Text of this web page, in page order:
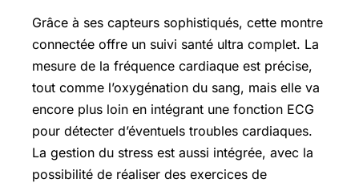
Grâce à ses capteurs sophistiqués, cette montre
connectée offre un suivi santé ultra complet. La
mesure de la fréquence cardiaque est précise,
tout comme l’oxygénation du sang, mais elle va
encore plus loin en intégrant une fonction ECG
pour détecter d’éventuels troubles cardiaques.
La gestion du stress est aussi intégrée, avec la
possibilité de réaliser des exercices de